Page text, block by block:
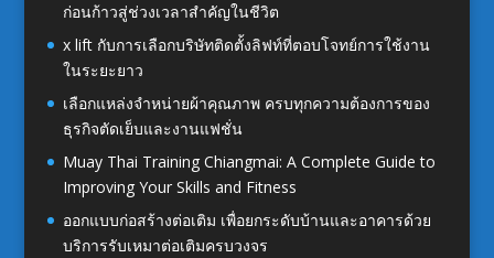
ก่อนก้าวสู่ช่วงเวลาสำคัญในชีวิต
x lift กับการเลือกบริษัทติดตั้งลิฟท์ที่ตอบโจทย์การใช้งาน
ในระยะยาว
เลือกแหล่งจำหน่ายผ้าคุณภาพ ครบทุกความต้องการของ
ธุรกิจตัดเย็บและงานแฟชั่น
Muay Thai Training Chiangmai: A Complete Guide to
Improving Your Skills and Fitness
ออกแบบก่อสร้างต่อเติม เพื่อยกระดับบ้านและอาคารด้วย
บริการรับเหมาต่อเติมครบวงจร